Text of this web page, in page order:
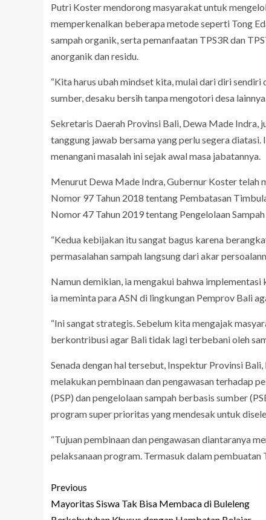
Putri Koster mendorong masyarakat untuk
memperkenalkan beberapa metode seperti Tong
sampah organik, serta pemanfaatan TPS3R dan
anorganik dan residu.
“Kita harus ubah mindset kita, mulai dari diri
sumber, desaku bersih tanpa mengotori desa
Sekretaris Daerah Provinsi Bali, Dewa Made Indra,
tanggung jawab bersama yang perlu segera
menangani masalah ini sejak awal masa jabatannya.
Menurut Dewa Made Indra, Gubernur Koster telah
Nomor 97 Tahun 2018 tentang Pembatasan
Nomor 47 Tahun 2019 tentang Pengelolaan
“Kedua kebijakan itu sangat bagus karena
permasalahan sampah langsung dari akar
Namun demikian, ia mengakui bahwa
ia meminta para ASN di lingkungan Pemprov Bali
“Ini sangat strategis. Sebelum kita mengajak
berkontribusi agar Bali tidak lagi terbebani oleh
Senada dengan hal tersebut, Inspektur Provinsi
melakukan pembinaan dan pengawasan terhadap
(PSP) dan pengelolaan sampah berbasis sumber
program super prioritas yang mendesak untuk
“Tujuan pembinaan dan pengawasan diantaranya
pelaksanaan program. Termasuk dalam pembuatan
Previous
Mayoritas Siswa Tak Bisa Membaca di Buleleng